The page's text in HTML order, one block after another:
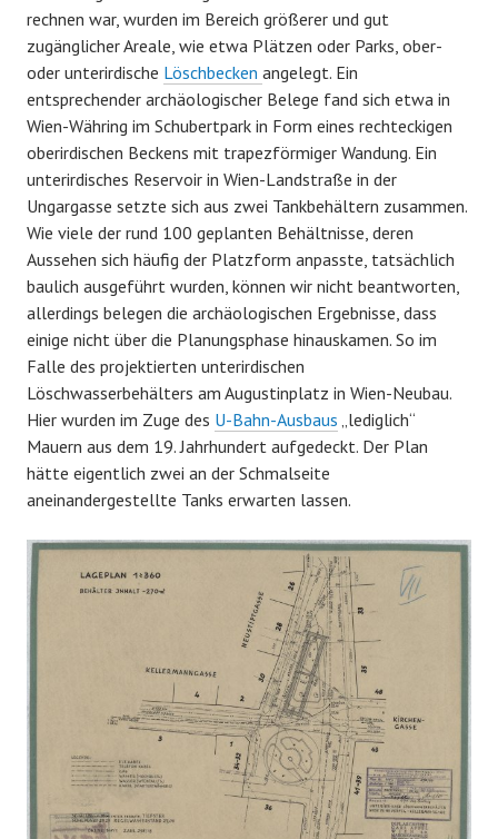
rechnen war, wurden im Bereich größerer und gut
zugänglicher Areale, wie etwa Plätzen oder Parks, ober-
oder unterirdische Löschbecken angelegt. Ein
entsprechender archäologischer Belege fand sich etwa in
Wien-Währing im Schubertpark in Form eines rechteckigen
oberirdischen Beckens mit trapezförmiger Wandung. Ein
unterirdisches Reservoir in Wien-Landstraße in der
Ungargasse setzte sich aus zwei Tankbehältern zusammen.
Wie viele der rund 100 geplanten Behältnisse, deren
Aussehen sich häufig der Platzform anpasste, tatsächlich
baulich ausgeführt wurden, können wir nicht beantworten,
allerdings belegen die archäologischen Ergebnisse, dass
einige nicht über die Planungsphase hinauskamen. So im
Falle des projektierten unterirdischen
Löschwasserbehälters am Augustinplatz in Wien-Neubau.
Hier wurden im Zuge des U-Bahn-Ausbaus „lediglich“
Mauern aus dem 19. Jahrhundert aufgedeckt. Der Plan
hätte eigentlich zwei an der Schmalseite
aneinandergestellte Tanks erwarten lassen.